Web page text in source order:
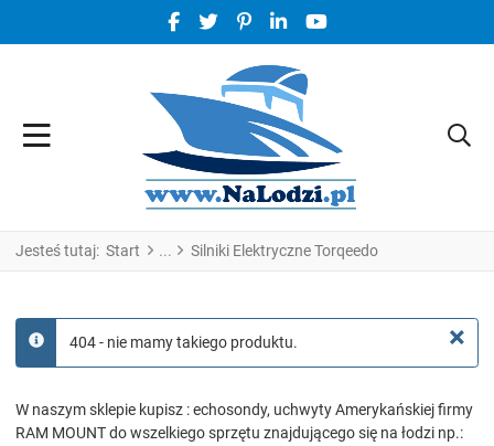
FACEBOOK SOCIAL LINK
TWITTER SOCIAL LINK
PINTEREST SOCIAL LINK
LINKEDIN SOCIAL LINK
YOUTUBE SOCIAL LINK
Jesteś tutaj: Start Silniki Elektryczne Torqeedo
×
info
404 - nie mamy takiego produktu.
W naszym sklepie kupisz : echosondy, uchwyty Amerykańskiej firmy
RAM MOUNT do wszelkiego sprzętu znajdującego się na łodzi np.: